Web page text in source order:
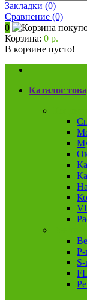
Закладки (0)
Сравнение (0)
0
Корзина: 0 р.
В корзине пусто!
Каталог